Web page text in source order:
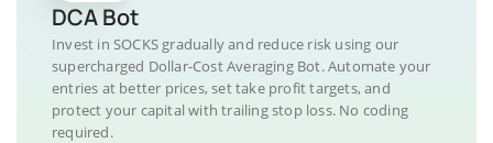
DCA Bot
Invest in SOCKS gradually and reduce risk using our
supercharged Dollar-Cost Averaging Bot. Automate your
entries at better prices, set take profit targets, and
protect your capital with trailing stop loss. No coding
required.